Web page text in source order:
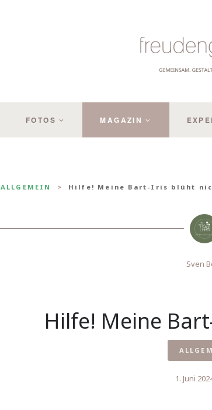
FOTOS MAGAZIN
ALLGEMEIN Hilfe! Meine Bart-Iris blüht
Sven
Hilfe! Meine
1. Juni